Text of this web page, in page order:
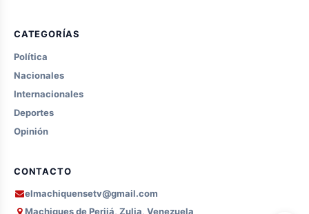
CATEGORÍAS
Política
Nacionales
Internacionales
Deportes
Opinión
CONTACTO
elmachiquensetv@gmail.com
Machiques de Perijá, Zulia, Venezuela